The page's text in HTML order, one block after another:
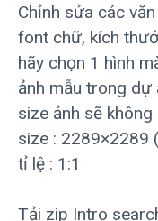
Chỉnh sửa các
font chữ, kích
hãy chọn 1 hình
ảnh mẫu trong dự
size ảnh sẽ
size : 2289×2289
tỉ lệ : 1:1
Tải zip Intro